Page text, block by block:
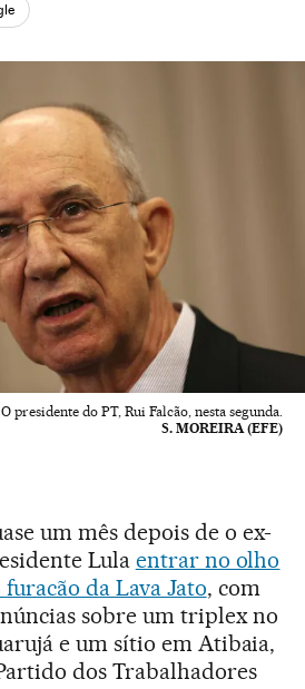
O presidente do PT, Rui Falcão, nesta segunda.
S. MOREIRA (EFE)
um mês depois de o ex-
Lula entrar no olho
furacão da Lava Jato, com
sobre um triplex no
e um sítio em Atibaia,
dos Trabalhadores